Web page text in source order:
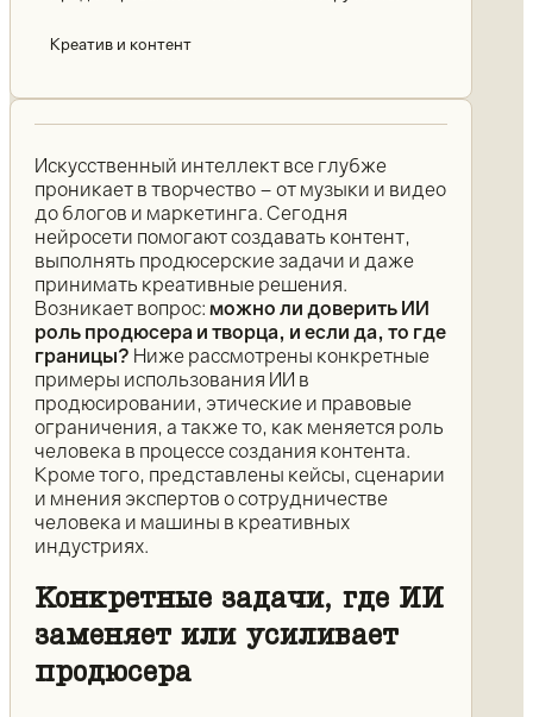
Креатив и контент
Искусственный интеллект все глубже
проникает в творчество – от музыки и видео
до блогов и маркетинга. Сегодня
нейросети помогают создавать контент,
выполнять продюсерские задачи и даже
принимать креативные решения.
Возникает вопрос: можно ли доверить ИИ
роль продюсера и творца, и если да, то где
границы? Ниже рассмотрены конкретные
примеры использования ИИ в
продюсировании, этические и правовые
ограничения, а также то, как меняется роль
человека в процессе создания контента.
Кроме того, представлены кейсы, сценарии
и мнения экспертов о сотрудничестве
человека и машины в креативных
индустриях.
Конкретные задачи, где ИИ
заменяет или усиливает
продюсера